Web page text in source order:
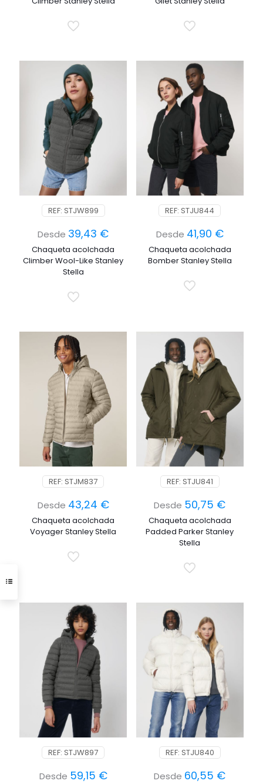
REF: STJW899
Desde 39,43 €
Chaqueta acolchada
Climber Wool-Like Stanley
Stella
REF: STJU844
Desde 41,90 €
Chaqueta acolchada
Bomber Stanley Stella
REF: STJM837
Desde 43,24 €
Chaqueta acolchada
Voyager Stanley Stella
REF: STJU841
Desde 50,75 €
Chaqueta acolchada
Padded Parker Stanley
Stella
REF: STJW897
Desde 59,15 €
REF: STJU840
Desde 60,55 €